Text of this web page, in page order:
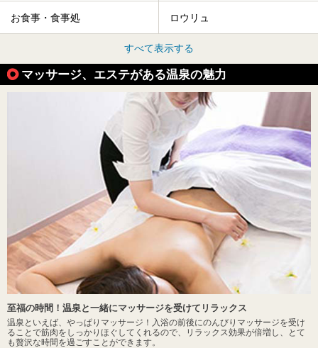
お食事・食事処 ロウリュ
すべて表示する
マッサージ、エステがある温泉の魅力
至福の時間！温泉と一緒にマッサージを受けてリラックス
温泉といえば、やっぱりマッサージ！入浴の前後にのんびりマッサージを受け
ることで筋肉をしっかりほぐしてくれるので、リラックス効果が倍増し、とて
も贅沢な時間を過ごすことができます。